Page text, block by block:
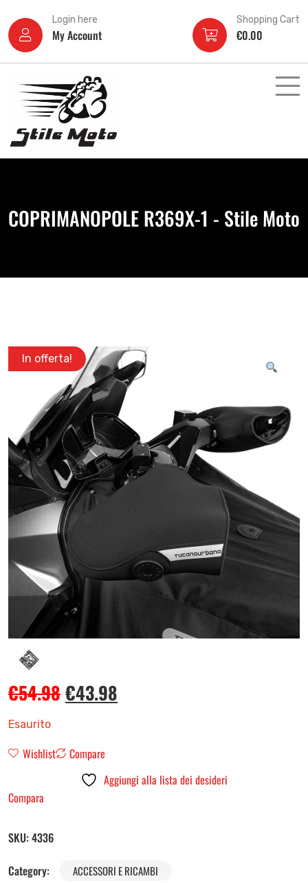
Login here
My Account
Shopping Cart
€0.00
COPRIMANOPOLE R369X-1 - Stile Moto
In offerta!
€54.98€43.98
Esaurito
Wishlist
Compare
Aggiungi alla lista dei desideri
Compara
SKU: 4336
Category:
ACCESSORI E RICAMBI